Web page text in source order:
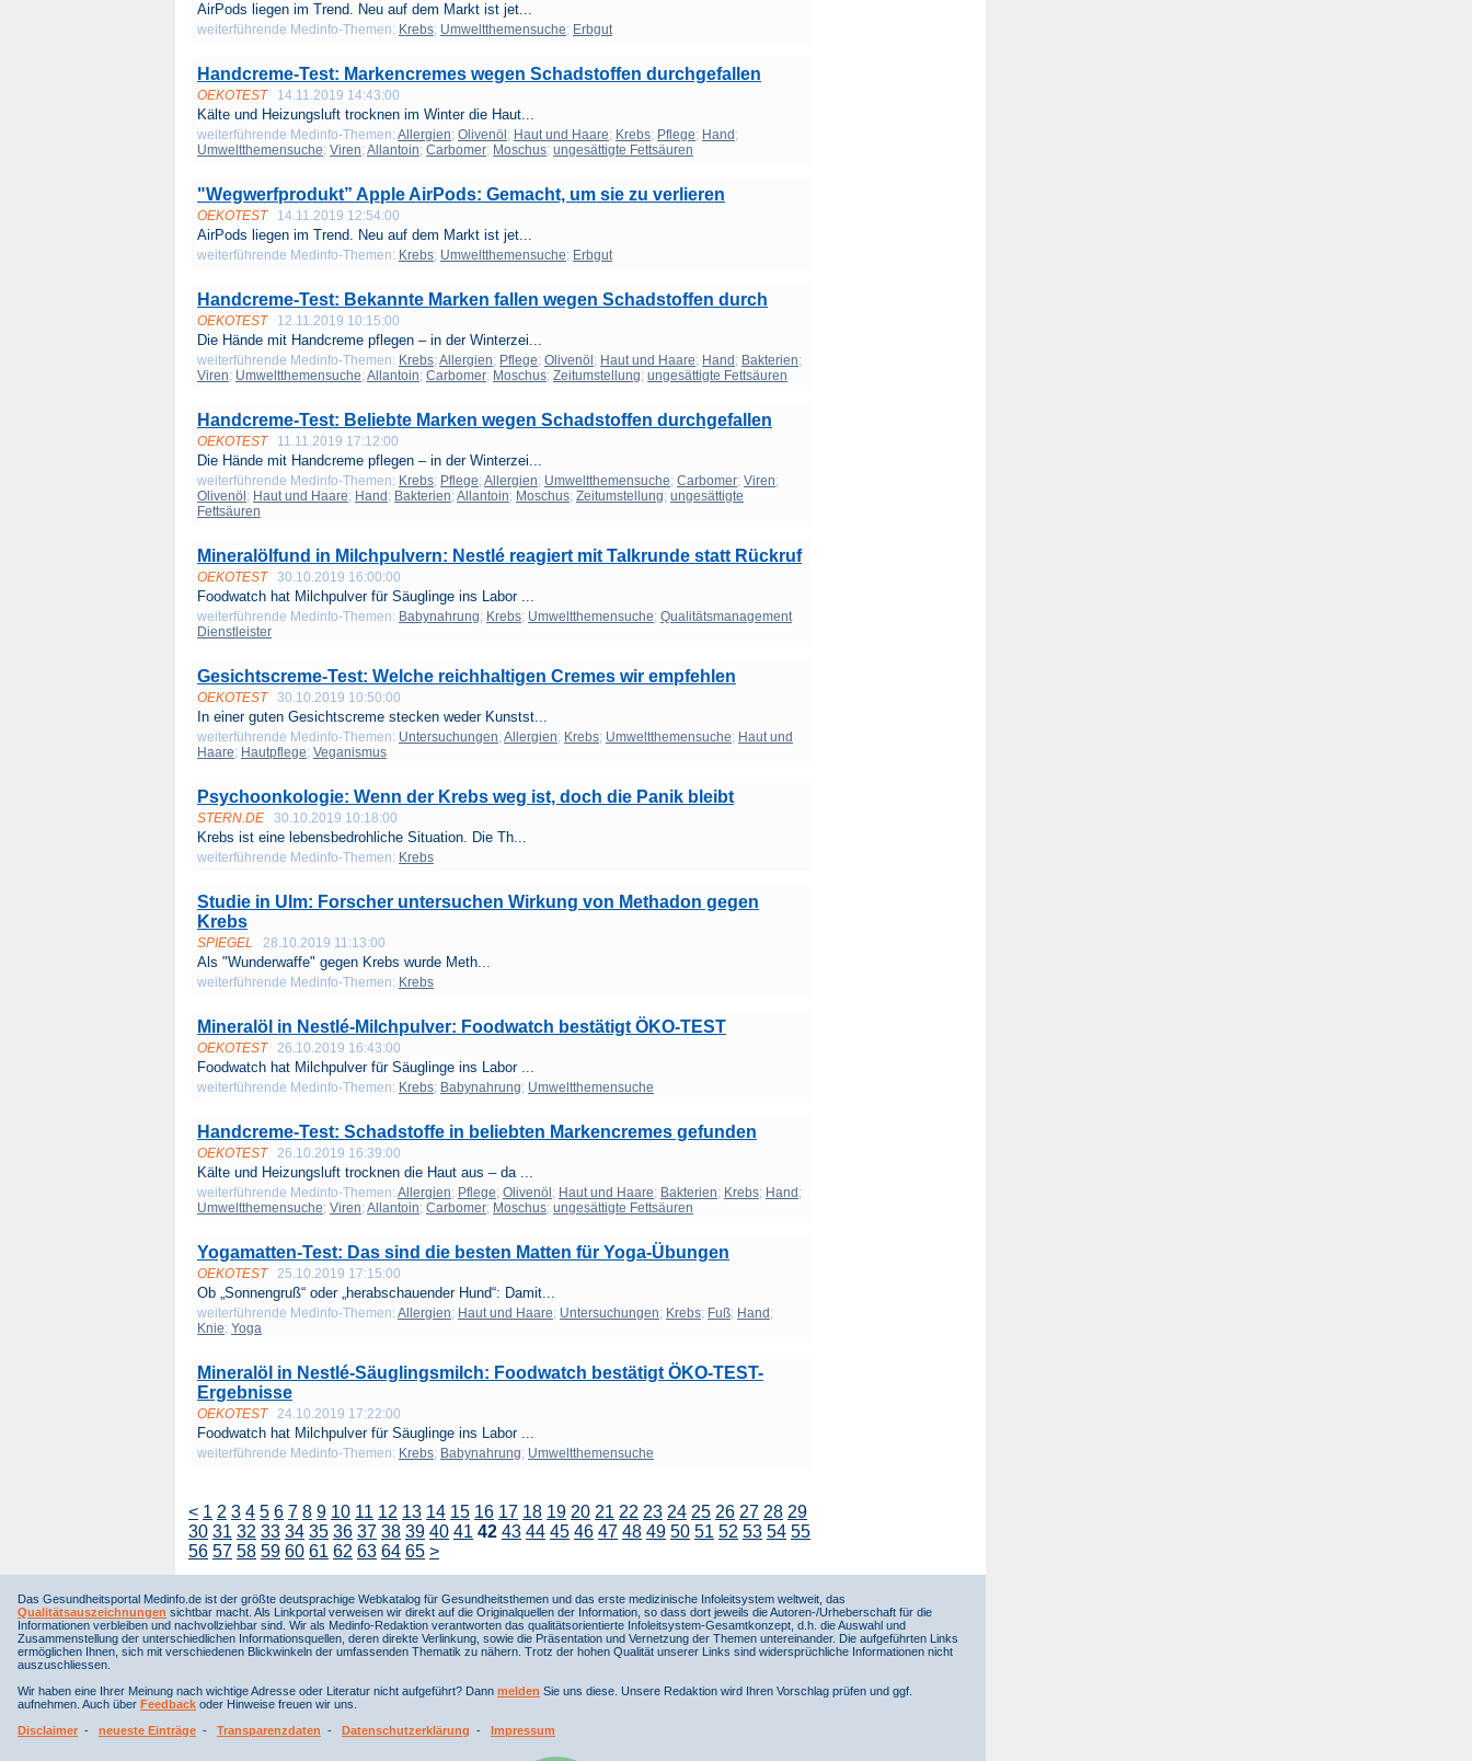
AirPods liegen im Trend. Neu auf dem Markt ist jet...
weiterführende Medinfo-Themen: Krebs; Umweltthemensuche; Erbgut
Handcreme-Test: Markencremes wegen Schadstoffen durchgefallen
OEKOTEST 14.11.2019 14:43:00
Kälte und Heizungsluft trocknen im Winter die Haut...
weiterführende Medinfo-Themen: Allergien; Olivenöl ; Haut und Haare; Krebs; Pflege; Hand ;
Umweltthemensuche; Viren; Allantoin; Carbomer; Moschus; ungesättigte Fettsäuren
"Wegwerfprodukt” Apple AirPods: Gemacht, um sie zu verlieren
OEKOTEST 14.11.2019 12:54:00
AirPods liegen im Trend. Neu auf dem Markt ist jet...
weiterführende Medinfo-Themen: Krebs; Umweltthemensuche; Erbgut
Handcreme-Test: Bekannte Marken fallen wegen Schadstoffen durch
OEKOTEST 12.11.2019 10:15:00
Die Hände mit Handcreme pflegen – in der Winterzei...
weiterführende Medinfo-Themen: Krebs; Allergien; Pflege; Olivenöl ; Haut und Haare; Hand ; Bakterien;
Viren; Umweltthemensuche; Allantoin; Carbomer; Moschus; Zeitumstellung; ungesättigte Fettsäuren
Handcreme-Test: Beliebte Marken wegen Schadstoffen durchgefallen
OEKOTEST 11.11.2019 17:12:00
Die Hände mit Handcreme pflegen – in der Winterzei...
weiterführende Medinfo-Themen: Krebs; Pflege; Allergien; Umweltthemensuche; Carbomer; Viren;
Olivenöl ; Haut und Haare; Hand ; Bakterien; Allantoin; Moschus; Zeitumstellung; ungesättigte
Fettsäuren
Mineralölfund in Milchpulvern: Nestlé reagiert mit Talkrunde statt Rückruf
OEKOTEST 30.10.2019 16:00:00
Foodwatch hat Milchpulver für Säuglinge ins Labor ...
weiterführende Medinfo-Themen: Babynahrung; Krebs; Umweltthemensuche; Qualitätsmanagement
Dienstleister
Gesichtscreme-Test: Welche reichhaltigen Cremes wir empfehlen
OEKOTEST 30.10.2019 10:50:00
In einer guten Gesichtscreme stecken weder Kunstst...
weiterführende Medinfo-Themen: Untersuchungen; Allergien; Krebs; Umweltthemensuche; Haut und
Haare; Hautpflege; Veganismus
Psychoonkologie: Wenn der Krebs weg ist, doch die Panik bleibt
STERN.DE 30.10.2019 10:18:00
Krebs ist eine lebensbedrohliche Situation. Die Th...
weiterführende Medinfo-Themen: Krebs
Studie in Ulm: Forscher untersuchen Wirkung von Methadon gegen
Krebs
SPIEGEL 28.10.2019 11:13:00
Als "Wunderwaffe" gegen Krebs wurde Meth...
weiterführende Medinfo-Themen: Krebs
Mineralöl in Nestlé-Milchpulver: Foodwatch bestätigt ÖKO-TEST
OEKOTEST 26.10.2019 16:43:00
Foodwatch hat Milchpulver für Säuglinge ins Labor ...
weiterführende Medinfo-Themen: Krebs; Babynahrung; Umweltthemensuche
Handcreme-Test: Schadstoffe in beliebten Markencremes gefunden
OEKOTEST 26.10.2019 16:39:00
Kälte und Heizungsluft trocknen die Haut aus – da ...
weiterführende Medinfo-Themen: Allergien; Pflege; Olivenöl ; Haut und Haare; Bakterien; Krebs; Hand ;
Umweltthemensuche; Viren; Allantoin; Carbomer; Moschus; ungesättigte Fettsäuren
Yogamatten-Test: Das sind die besten Matten für Yoga-Übungen
OEKOTEST 25.10.2019 17:15:00
Ob „Sonnengruß“ oder „herabschauender Hund“: Damit...
weiterführende Medinfo-Themen: Allergien; Haut und Haare; Untersuchungen; Krebs; Fuß; Hand ;
Knie; Yoga
Mineralöl in Nestlé-Säuglingsmilch: Foodwatch bestätigt ÖKO-TEST-
Ergebnisse
OEKOTEST 24.10.2019 17:22:00
Foodwatch hat Milchpulver für Säuglinge ins Labor ...
weiterführende Medinfo-Themen: Krebs; Babynahrung; Umweltthemensuche
< 1 2 3 4 5 6 7 8 9 10 11 12 13 14 15 16 17 18 19 20 21 22 23 24 25 26 27 28 29
30 31 32 33 34 35 36 37 38 39 40 41 42 43 44 45 46 47 48 49 50 51 52 53 54 55
56 57 58 59 60 61 62 63 64 65 >
Das Gesundheitsportal Medinfo.de ist der größte deutsprachige Webkatalog für Gesundheitsthemen und das erste medizinische Infoleitsystem weltweit, das
Qualitätsauszeichnungen sichtbar macht. Als Linkportal verweisen wir direkt auf die Originalquellen der Information, so dass dort jeweils die Autoren-/Urheberschaft für die
Informationen verbleiben und nachvollziehbar sind. Wir als Medinfo-Redaktion verantworten das qualitätsorientierte Infoleitsystem-Gesamtkonzept, d.h. die Auswahl und
Zusammenstellung der unterschiedlichen Informationsquellen, deren direkte Verlinkung, sowie die Präsentation und Vernetzung der Themen untereinander. Die aufgeführten Links
ermöglichen Ihnen, sich mit verschiedenen Blickwinkeln der umfassenden Thematik zu nähern. Trotz der hohen Qualität unserer Links sind widersprüchliche Informationen nicht
auszuschliessen.
Wir haben eine Ihrer Meinung nach wichtige Adresse oder Literatur nicht aufgeführt? Dann melden Sie uns diese. Unsere Redaktion wird Ihren Vorschlag prüfen und ggf.
aufnehmen. Auch über Feedback oder Hinweise freuen wir uns.
Disclaimer - neueste Einträge - Transparenzdaten - Datenschutzerklärung - Impressum